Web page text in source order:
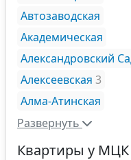
Автозаводская
Академическая
Александровский
Алексеевская 3
Алма-Атинская
Развернуть
Квартиры у МЦК